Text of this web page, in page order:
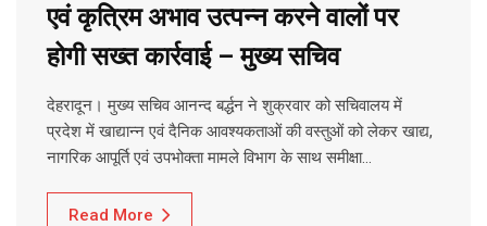
एवं कृत्रिम अभाव उत्पन्न करने वालों पर
होगी सख्त कार्रवाई – मुख्य सचिव
देहरादून। मुख्य सचिव आनन्द बर्द्धन ने शुक्रवार को सचिवालय में
प्रदेश में खाद्यान्न एवं दैनिक आवश्यकताओं की वस्तुओं को लेकर खाद्य,
नागरिक आपूर्ति एवं उपभोक्ता मामले विभाग के साथ समीक्षा…
Read More